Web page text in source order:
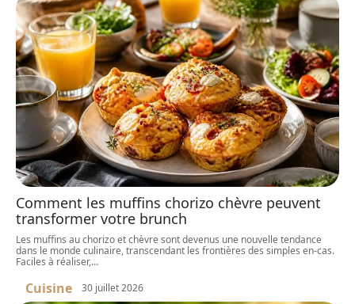
Comment les muffins chorizo chèvre peuvent
transformer votre brunch
Les muffins au chorizo et chèvre sont devenus une nouvelle tendance
dans le monde culinaire, transcendant les frontières des simples en-cas.
Faciles à réaliser,…
Cuisine 30 juillet 2026